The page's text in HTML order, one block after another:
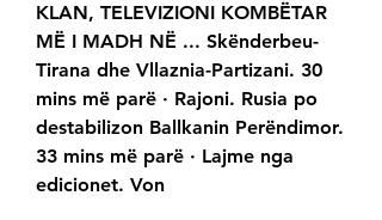
KLAN, TELEVIZIONI KOMBËTAR
MË I MADH NË ... Skënderbeu-
Tirana dhe Vllaznia-Partizani. 30
mins më parë · Rajoni. Rusia po
destabilizon Ballkanin Perëndimor.
33 mins më parë · Lajme nga
edicionet. Von